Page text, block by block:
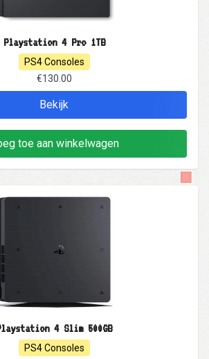
Playstation 4 Pro 1TB
PS4 Consoles
€130.00
Bekijk
toe aan winkelwagen
4 Slim 500GB
PS4 Consoles